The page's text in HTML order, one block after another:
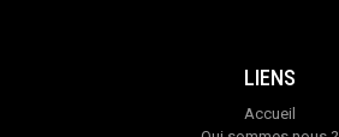
LIENS
Accueil